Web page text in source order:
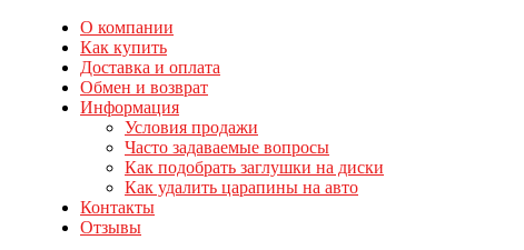
О компании
Как купить
Доставка и оплата
Обмен и возврат
Информация
Условия продажи
Часто задаваемые вопросы
Как подобрать заглушки на диски
Как удалить царапины на авто
Контакты
Отзывы